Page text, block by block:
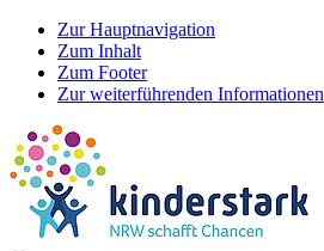
Zur Hauptnavigation
Zum Inhalt
Zum Footer
Zur weiterführenden Informationen